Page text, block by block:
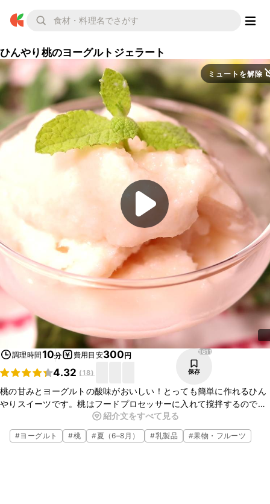
ひんやり桃のヨーグルトジェラート
ミュートを解除
調理時間10分 費用目安300円
4.32 (18)
1611
保存
桃の甘みとヨーグルトの酸味がおいしい！とっても簡単に作れるひん
やりスイーツです。桃はフードプロセッサーに入れて撹拌するので、
熟しすぎた桃を活用することもできます。ぜひお試しくださいね。
紹介文をすべて見る
#ヨーグルト #桃 #夏（6–8月） #乳製品 #果物・フルーツ